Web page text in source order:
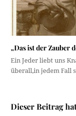
„Das ist der Zauber
Ein Jeder liebt uns
überall,in jedem Fall
Dieser Beitrag